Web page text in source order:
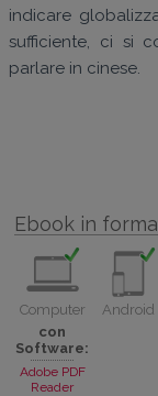
indicare
sufficiente, ci si
parlare in cinese.
Ebook in
Computer
con
Software:
Adobe PDF
Reader
Android